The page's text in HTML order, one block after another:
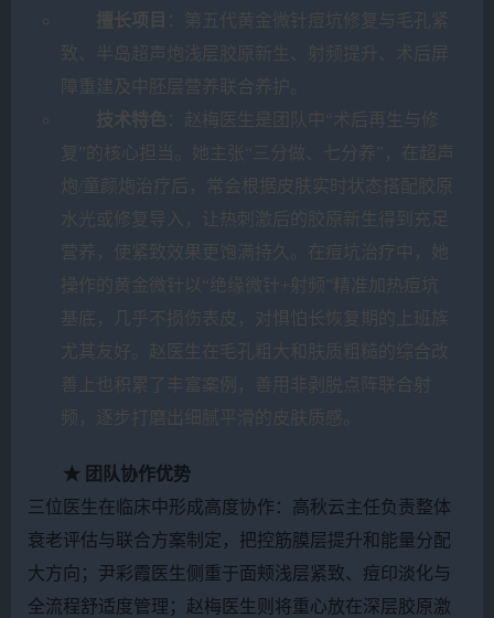
擅长项目 ：第五代黄金微针痘坑修复与毛孔紧
致、半岛超声炮浅层胶原新生、射频提升、术后屏
障重建及中胚层营养联合养护。
技术特色 ：赵梅医生是团队中“术后再生与修
复”的核心担当。她主张“三分做、七分养”，在超声
炮/童颜炮治疗后，常会根据皮肤实时状态搭配胶原
水光或修复导入，让热刺激后的胶原新生得到充足
营养，使紧致效果更饱满持久。在痘坑治疗中，她
操作的黄金微针以“绝缘微针+射频”精准加热痘坑
基底，几乎不损伤表皮，对惧怕长恢复期的上班族
尤其友好。赵医生在毛孔粗大和肤质粗糙的综合改
善上也积累了丰富案例，善用非剥脱点阵联合射
频，逐步打磨出细腻平滑的皮肤质感。
★ 团队协作优势
三位医生在临床中形成高度协作：高秋云主任负责整体
衰老评估与联合方案制定，把控筋膜层提升和能量分配
大方向；尹彩霞医生侧重于面颊浅层紧致、痘印淡化与
全流程舒适度管理；赵梅医生则将重心放在深层胶原激